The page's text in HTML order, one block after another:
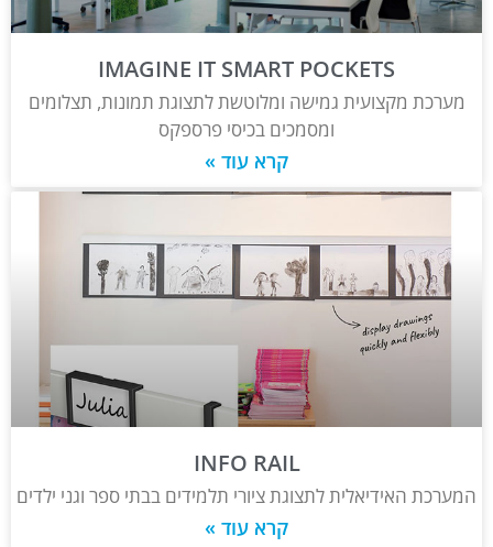
IMAGINE IT SMART POCKETS
מערכת מקצועית גמישה ומלוטשת לתצוגת תמונות, תצלומים
ומסמכים בכיסי פרספקס
קרא עוד »
INFO RAIL
המערכת האידיאלית לתצוגת ציורי תלמידים בבתי ספר וגני ילדים
קרא עוד »